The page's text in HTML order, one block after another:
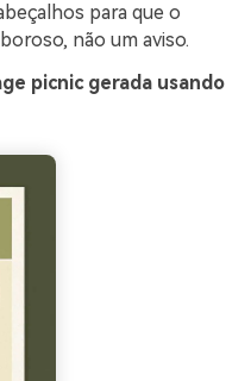
para que o
não um aviso.
picnic gerada usando